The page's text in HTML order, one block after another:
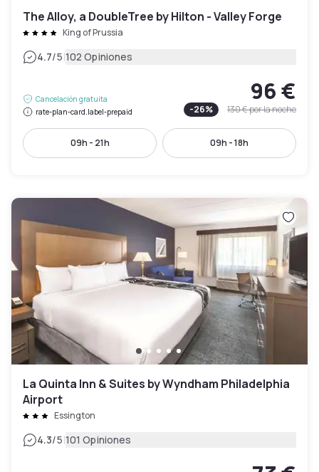
The Alloy, a DoubleTree by Hilton - Valley Forge
King of Prussia
4.7/5|102 Opiniones
Cancelación gratuita
rate-plan-card.label-prepaid
96 €
-26% 130 €por la noche
09h - 21h 09h - 18h
La Quinta Inn & Suites by Wyndham Philadelphia
Airport
Essington
4.3/5|101 Opiniones